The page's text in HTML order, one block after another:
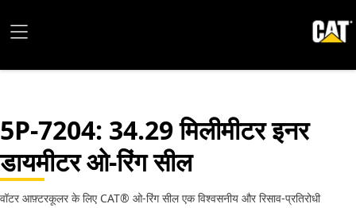
5P-7204: 34.29 मिलीमीटर इनर
डायमीटर ओ-रिंग सील
वॉटर आफ़्टरकूलर के लिए CAT® ओ-रिंग सील एक विश्वसनीय और रिसाव-प्रतिरोधी